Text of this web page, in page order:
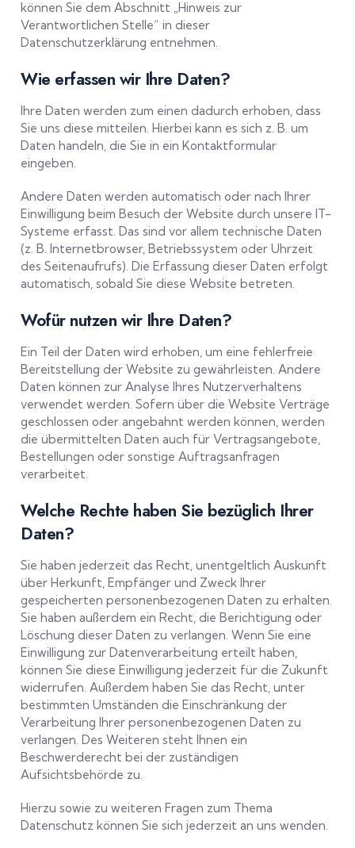
können Sie dem Abschnitt „Hinweis zur
Verantwortlichen Stelle“ in dieser
Datenschutzerklärung entnehmen.
Wie erfassen wir Ihre Daten?
Ihre Daten werden zum einen dadurch erhoben, dass
Sie uns diese mitteilen. Hierbei kann es sich z. B. um
Daten handeln, die Sie in ein Kontaktformular
eingeben.
Andere Daten werden automatisch oder nach Ihrer
Einwilligung beim Besuch der Website durch unsere IT-
Systeme erfasst. Das sind vor allem technische Daten
(z. B. Internetbrowser, Betriebssystem oder Uhrzeit
des Seitenaufrufs). Die Erfassung dieser Daten erfolgt
automatisch, sobald Sie diese Website betreten.
Wofür nutzen wir Ihre Daten?
Ein Teil der Daten wird erhoben, um eine fehlerfreie
Bereitstellung der Website zu gewährleisten. Andere
Daten können zur Analyse Ihres Nutzerverhaltens
verwendet werden. Sofern über die Website Verträge
geschlossen oder angebahnt werden können, werden
die übermittelten Daten auch für Vertragsangebote,
Bestellungen oder sonstige Auftragsanfragen
verarbeitet.
Welche Rechte haben Sie bezüglich Ihrer
Daten?
Sie haben jederzeit das Recht, unentgeltlich Auskunft
über Herkunft, Empfänger und Zweck Ihrer
gespeicherten personenbezogenen Daten zu erhalten.
Sie haben außerdem ein Recht, die Berichtigung oder
Löschung dieser Daten zu verlangen. Wenn Sie eine
Einwilligung zur Datenverarbeitung erteilt haben,
können Sie diese Einwilligung jederzeit für die Zukunft
widerrufen. Außerdem haben Sie das Recht, unter
bestimmten Umständen die Einschränkung der
Verarbeitung Ihrer personenbezogenen Daten zu
verlangen. Des Weiteren steht Ihnen ein
Beschwerderecht bei der zuständigen
Aufsichtsbehörde zu.
Hierzu sowie zu weiteren Fragen zum Thema
Datenschutz können Sie sich jederzeit an uns wenden.